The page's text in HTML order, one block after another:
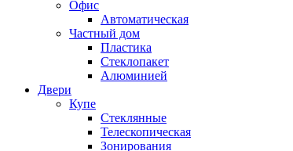
Офис
Автоматическая
Частный дом
Пластика
Стеклопакет
Алюминией
Двери
Купе
Стеклянные
Телескопическая
Зонирования